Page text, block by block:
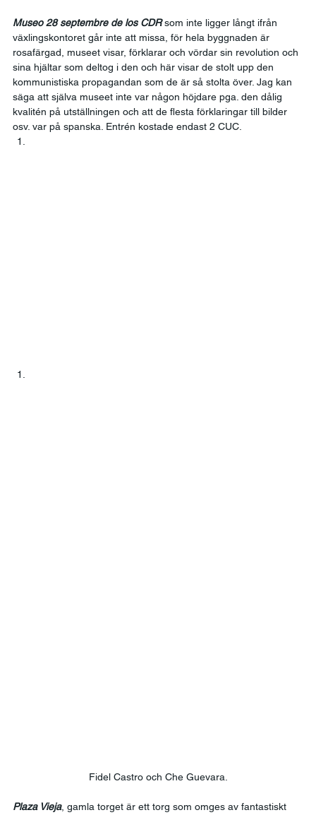
Museo 28 septembre de los CDR som inte ligger långt ifrån
växlingskontoret går inte att missa, för hela byggnaden är
rosafärgad, museet visar, förklarar och vördar sin revolution och
sina hjältar som deltog i den och här visar de stolt upp den
kommunistiska propagandan som de är så stolta över. Jag kan
säga att själva museet inte var någon höjdare pga. den dålig
kvalitén på utställningen och att de flesta förklaringar till bilder
osv. var på spanska. Entrén kostade endast 2 CUC.
Fidel Castro och Che Guevara.
Plaza Vieja, gamla torget är ett torg som omges av fantastiskt